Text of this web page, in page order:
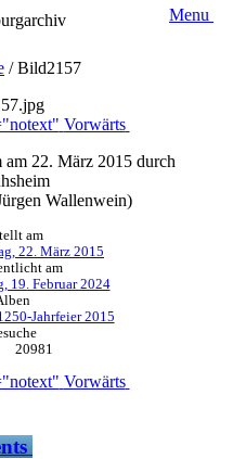
Menu
/Bild2157
Vorwärts
am 22. März 2015 durch
Wallenwein)
am
22. März 2015
am
19. Februar 2024
Jahrfeier 2015
20981
Vorwärts